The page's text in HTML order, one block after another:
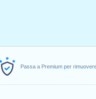
Passa a Premium per